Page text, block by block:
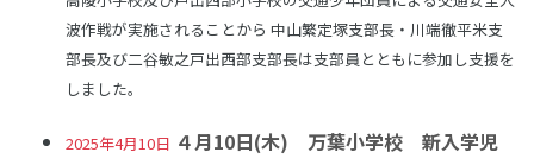
波作戦が実施されることから 中山繁定塚支部長・川端徹平米支
部長及び二谷敏之戸出西部支部長は支部員とともに参加し支援を
しました。
2025年4月10日 ４月10日(木) 万葉小学校 新入学児